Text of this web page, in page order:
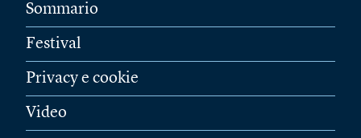
Sommario
Festival
Privacy e cookie
Video